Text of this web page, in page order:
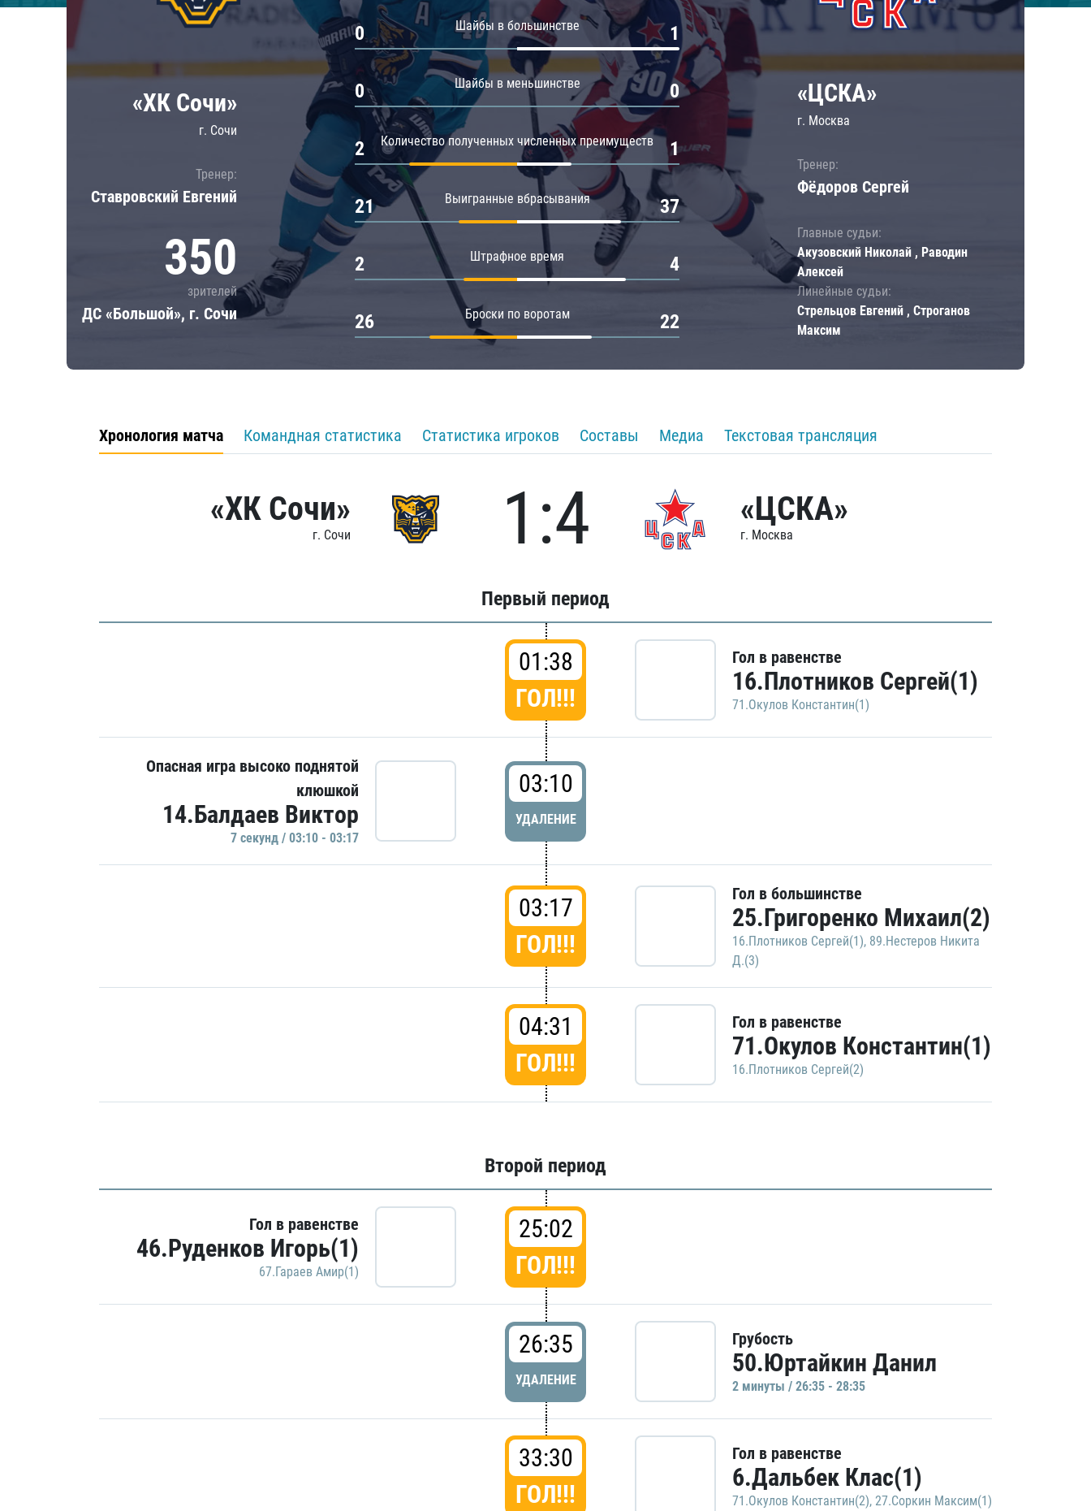
Локомотив
ЦСКА
Шанхайские Драконы
Амур
Барыс
Салават Юлаев
«ХК Сочи»
г. Сочи
Тренер:
Ставровский Евгений
350
зрителей
ДС «Большой», г. Сочи
Шайбы в большинстве
0 1
Шайбы в меньшинстве
0 0
Количество полученных численных преимуществ
2 1
Выигранные вбрасывания
21 37
Штрафное время
2 4
Броски по воротам
26 22
«ЦСКА»
г. Москва
Тренер:
Фёдоров Сергей
Главные судьи:
Акузовский Николай , Раводин
Алексей
Линейные судьи:
Стрельцов Евгений , Строганов
Максим
Хронология матча Командная статистика Статистика игроков Составы Медиа Текстовая трансляция
«ХК Сочи»
г. Сочи 1:4 «ЦСКА»
г. Москва
Первый период
01:38
ГОЛ!!!
Гол в равенстве
16.Плотников Сергей(1)
71.Окулов Константин(1)
Опасная игра высоко поднятой
клюшкой
14.Балдаев Виктор
7 секунд / 03:10 - 03:17
03:10
УДАЛЕНИЕ
03:17
ГОЛ!!!
Гол в большинстве
25.Григоренко Михаил(2)
16.Плотников Сергей(1), 89.Нестеров Никита
Д.(3)
04:31
ГОЛ!!!
Гол в равенстве
71.Окулов Константин(1)
16.Плотников Сергей(2)
Второй период
Гол в равенстве
46.Руденков Игорь(1)
67.Гараев Амир(1)
25:02
ГОЛ!!!
26:35
УДАЛЕНИЕ
Грубость
50.Юртайкин Данил
2 минуты / 26:35 - 28:35
33:30
ГОЛ!!!
Гол в равенстве
6.Дальбек Клас(1)
71.Окулов Константин(2), 27.Соркин Максим(1)